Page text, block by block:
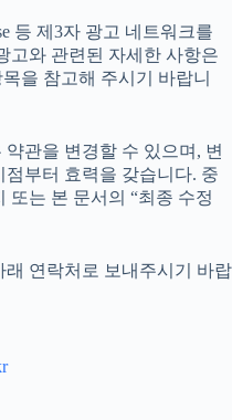
등 제3자 광고 네트워크를
고와 관련된 자세한 사항은
을 참고해 주시기 바랍니
관을 변경할 수 있으며, 변
부터 효력을 갖습니다. 중
또는 본 문서의 “최종 수정
래 연락처로 보내주시기 바랍